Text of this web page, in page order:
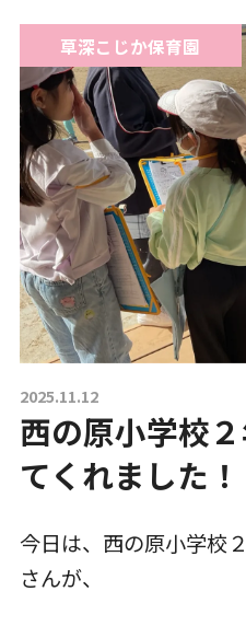
子育て
一時預か
課外
各園
草深こ
（幼保連携型
草深こじか保育園
2025.11.12
西の原小学校
てくれました！
今日は、西の原小学校
さんが、